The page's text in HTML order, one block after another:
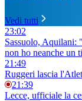
Vedi tutti
23:02
Sassuolo, Aquilani:
non ho neanche un
21:49
Ruggeri lascia
21:39
Lecce, ufficiale la